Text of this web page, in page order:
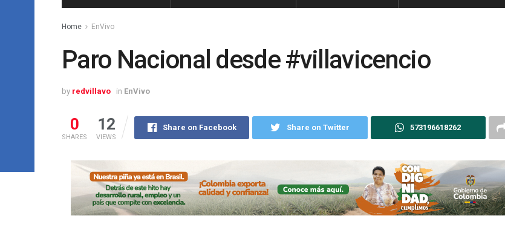
Home EnVivo
Paro Nacional desde #villavicencio
by redvillavo in EnVivo
0
SHARES
12
VIEWS
Share on Facebook Share on Twitter 573196618262